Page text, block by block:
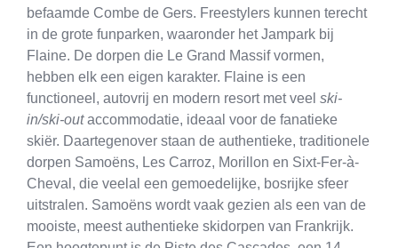
befaamde Combe de Gers. Freestylers kunnen terecht
in de grote funparken, waaronder het Jampark bij
Flaine. De dorpen die Le Grand Massif vormen,
hebben elk een eigen karakter. Flaine is een
functioneel, autovrij en modern resort met veel ski-
in/ski-outaccommodatie, ideaal voor de fanatieke
skiër. Daartegenover staan de authentieke, traditionele
dorpen Samoëns, Les Carroz, Morillon en Sixt-Fer-à-
Cheval, die veelal een gemoedelijke, bosrijke sfeer
uitstralen. Samoëns wordt vaak gezien als een van de
mooiste, meest authentieke skidorpen van Frankrijk.